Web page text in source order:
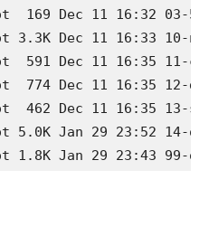
Dec 11 16:32 03-
Dec 11 16:33 10-
591 Dec 11 16:35 11-
774 Dec 11 16:35 12-
462 Dec 11 16:35 13-
Jan 29 23:52 14-
Jan 29 23:43 99-